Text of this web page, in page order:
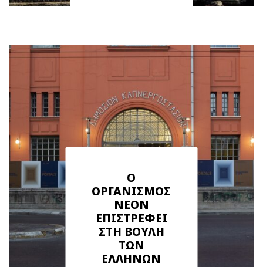
Ο
ΟΡΓΑΝΙΣΜΟΣ
ΝΕΟΝ
ΕΠΙΣΤΡΕΦΕΙ
ΣΤΗ ΒΟΥΛΗ
ΤΩΝ
ΕΛΛΗΝΩΝ